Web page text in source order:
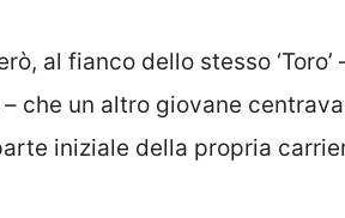
al fianco dello stesso
– che un altro giovane
iniziale della propria